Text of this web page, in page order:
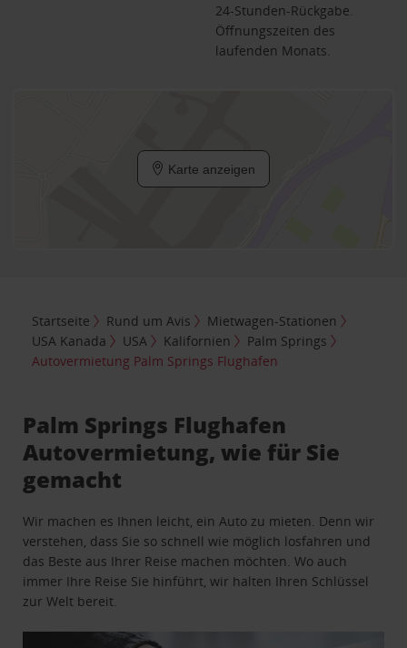
24-Stunden-Rückgabe.
Öffnungszeiten des
laufenden Monats.
Karte anzeigen
Startseite Rund um Avis
Mietwagen-Stationen
USA Kanada
USA Kalifornien
Palm Springs
Autovermietung Palm Springs Flughafen
Palm Springs Flughafen
Autovermietung, wie für Sie
gemacht
Wir machen es Ihnen leicht, ein Auto zu mieten. Denn wir
verstehen, dass Sie so schnell wie möglich losfahren und
das Beste aus Ihrer Reise machen möchten. Wo auch
immer Ihre Reise Sie hinführt, wir halten Ihren Schlüssel
zur Welt bereit.